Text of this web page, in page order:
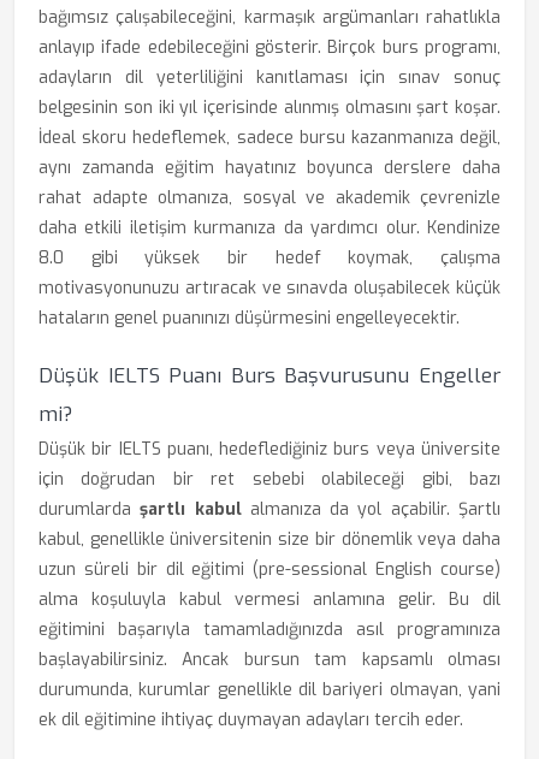
bağımsız çalışabileceğini, karmaşık argümanları rahatlıkla
anlayıp ifade edebileceğini gösterir. Birçok burs programı,
adayların dil yeterliliğini kanıtlaması için sınav sonuç
belgesinin son iki yıl içerisinde alınmış olmasını şart koşar.
İdeal skoru hedeflemek, sadece bursu kazanmanıza değil,
aynı zamanda eğitim hayatınız boyunca derslere daha
rahat adapte olmanıza, sosyal ve akademik çevrenizle
daha etkili iletişim kurmanıza da yardımcı olur. Kendinize
8.0 gibi yüksek bir hedef koymak, çalışma
motivasyonunuzu artıracak ve sınavda oluşabilecek küçük
hataların genel puanınızı düşürmesini engelleyecektir.
Düşük IELTS Puanı Burs Başvurusunu Engeller
mi?
Düşük bir IELTS puanı, hedeflediğiniz burs veya üniversite
için doğrudan bir ret sebebi olabileceği gibi, bazı
durumlardaşartlı kabulalmanıza da yol açabilir. Şartlı
kabul, genellikle üniversitenin size bir dönemlik veya daha
uzun süreli bir dil eğitimi (pre-sessional English course)
alma koşuluyla kabul vermesi anlamına gelir. Bu dil
eğitimini başarıyla tamamladığınızda asıl programınıza
başlayabilirsiniz. Ancak bursun tam kapsamlı olması
durumunda, kurumlar genellikle dil bariyeri olmayan, yani
ek dil eğitimine ihtiyaç duymayan adayları tercih eder.